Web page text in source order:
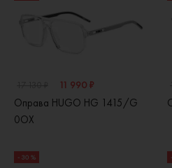
11 990 ₽
Оправа HUGO HG 1415/G
0OX
- 30 %